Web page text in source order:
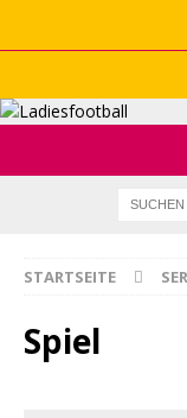
STARTSEITE
Spiel